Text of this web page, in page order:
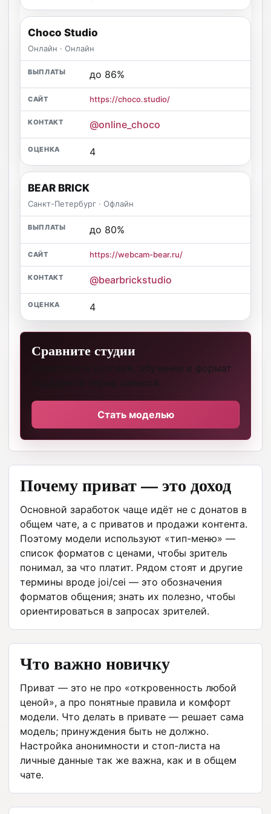
Choco Studio
Онлайн · Онлайн
до 86%
https://choco.studio/
@online_choco
4
BEAR BRICK
Санкт-Петербург · Офлайн
до 80%
https://webcam-bear.ru/
@bearbrickstudio
4
Сравните студии
Посмотрите условия, обучение и формат
поддержки перед заявкой.
Стать моделью
Почему приват — это доход
Основной заработок чаще идёт не с донатов в
общем чате, а с приватов и продажи контента.
Поэтому модели используют «тип-меню» —
список форматов с ценами, чтобы зритель
понимал, за что платит. Рядом стоят и другие
термины вроде joi/cei — это обозначения
форматов общения; знать их полезно, чтобы
ориентироваться в запросах зрителей.
Что важно новичку
Приват — это не про «откровенность любой
ценой», а про понятные правила и комфорт
модели. Что делать в привате — решает сама
модель; принуждения быть не должно.
Настройка анонимности и стоп-листа на
личные данные так же важна, как и в общем
чате.